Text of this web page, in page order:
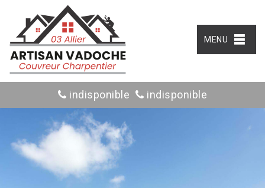
MENU
indisponible indisponible